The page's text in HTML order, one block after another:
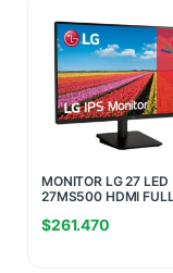
MONITOR LG 27 LED
27MS500 HDMI
$261.470